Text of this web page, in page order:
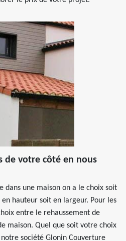
de votre côté en nous
dans une maison on a le choix soit
hauteur soit en largeur. Pour les
entre le rehaussement de
maison. Quel que soit votre choix
société Glonin Couverture